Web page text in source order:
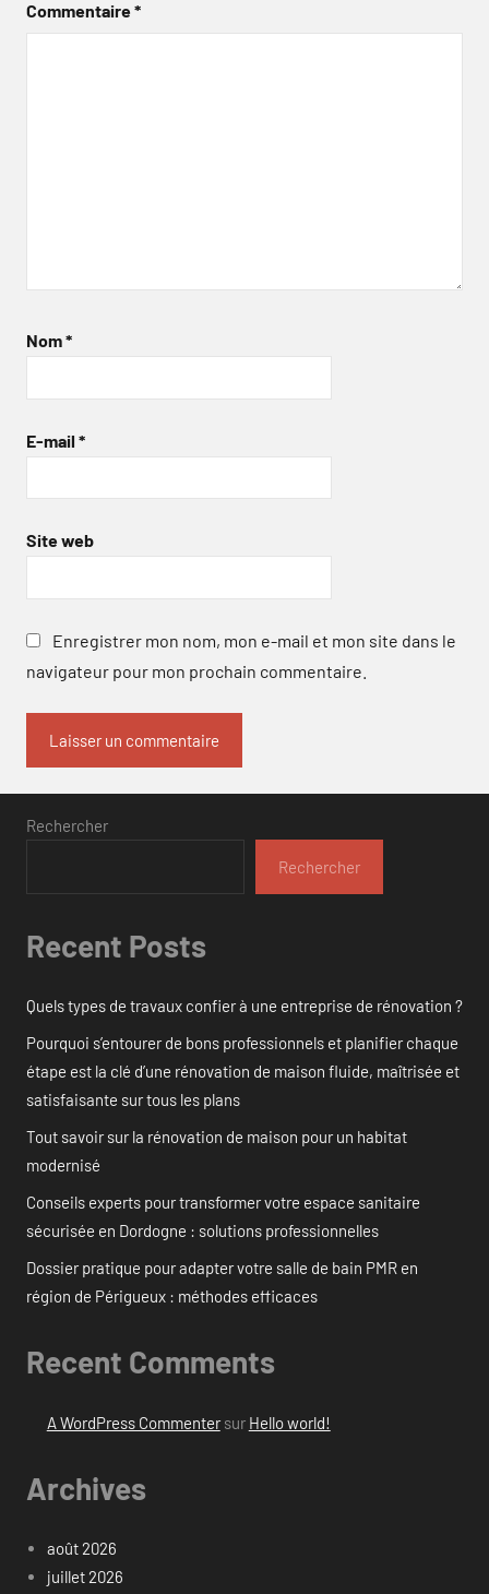
Commentaire*
Nom*
E-mail *
Site web
Enregistrer mon nom, mon e-mail et mon site dans le
navigateur pour mon prochain commentaire.
Rechercher
Rechercher
Recent Posts
Quels types de travaux confier à une entreprise de rénovation ?
Pourquoi s’entourer de bons professionnels et planifier chaque
étape est la clé d’une rénovation de maison fluide, maîtrisée et
satisfaisante sur tous les plans
Tout savoir sur la rénovation de maison pour un habitat
modernisé
Conseils experts pour transformer votre espace sanitaire
sécurisée en Dordogne : solutions professionnelles
Dossier pratique pour adapter votre salle de bain PMR en
région de Périgueux : méthodes efficaces
Recent Comments
A WordPress Commentersur Hello world!
Archives
août 2026
juillet 2026